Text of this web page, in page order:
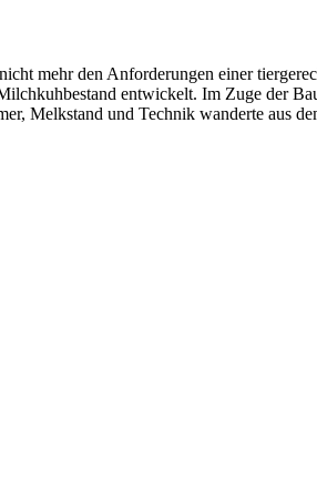
mehr den Anforderungen einer
entwickelt. Im Zuge der
Melkstand und Technik wanderte aus